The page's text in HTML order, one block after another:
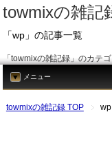
towmixの雑記
「wp」の記事一覧
「towmixの雑記録」のカテ
メニュー
towmixの雑記録 TOP wp